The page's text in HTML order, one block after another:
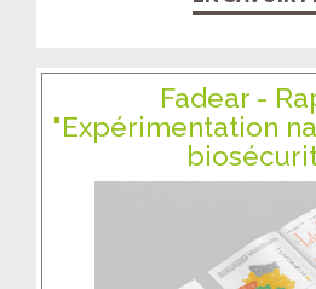
Fadear -
"Expérimentation